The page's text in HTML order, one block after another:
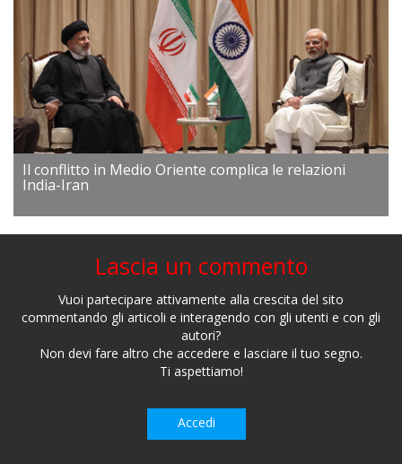
Il conflitto in Medio Oriente complica le relazioni
India-Iran
Lascia un commento
Vuoi partecipare attivamente alla crescita del sito
commentando gli articoli e interagendo con gli utenti e con gli
autori?
Non devi fare altro che accedere e lasciare il tuo segno.
Ti aspettiamo!
Accedi